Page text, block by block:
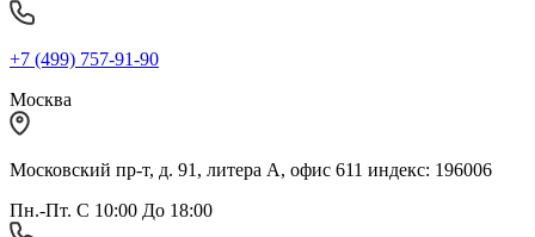
+7 (499) 757-91-90
Москва
Московский пр-т, д. 91, литера А, офис 611 индекс: 196006
Пн.-Пт. С 10:00 До 18:00